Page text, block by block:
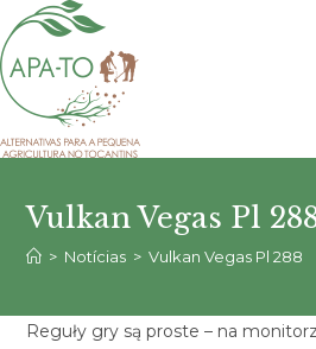
para
o
conteúdo
Vulkan Vegas Pl
> Notícias > Vulkan Vegas Pl 288
Reguły gry są proste – na